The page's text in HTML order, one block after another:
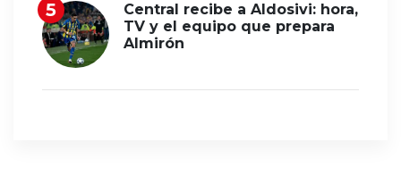
Central recibe a Aldosivi: hora,
TV y el equipo que prepara
Almirón